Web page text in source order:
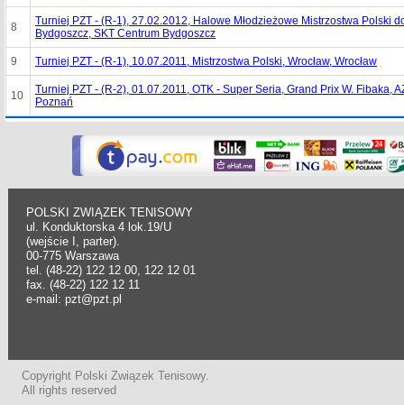
8
Turniej PZT - (R-1), 27.02.2012, Halowe Młodzieżowe Mistrzostwa Polski
Bydgoszcz, SKT Centrum Bydgoszcz
9 Turniej PZT - (R-1), 10.07.2011, Mistrzostwa Polski, Wrocław, Wrocław
10
Turniej PZT - (R-2), 01.07.2011, OTK - Super Seria, Grand Prix W. Fibaka,
Poznań
POLSKI ZWIĄZEK TENISOWY
ul. Konduktorska 4 lok.19/U
(wejście I, parter).
00-775 Warszawa
tel. (48-22) 122 12 00, 122 12 01
fax. (48-22) 122 12 11
e-mail: pzt@pzt.pl
Copyright Polski Związek Tenisowy.
All rights reserved